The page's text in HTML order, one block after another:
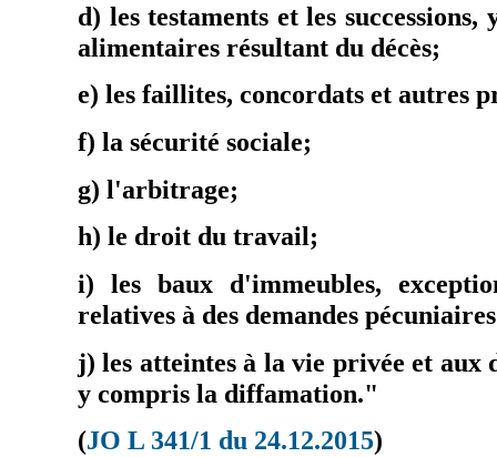
d) les testaments et les
alimentaires résultant du décès;
e) les faillites, concordats et autres
f) la sécurité sociale;
g) l'arbitrage;
h) le droit du travail;
i) les baux d'immeubles,
relatives à des demandes
j) les atteintes à la vie privée et aux
y compris la diffamation."
(JO L 341/1 du 24.12.2015(le lien est
)